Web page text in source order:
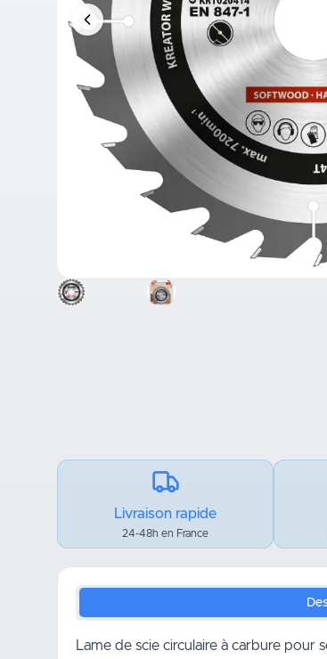
Livraison rapide
24-48h en France
Lame de scie circulaire à carbure pour